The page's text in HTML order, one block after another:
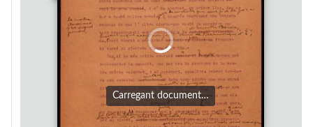
Carregant document…